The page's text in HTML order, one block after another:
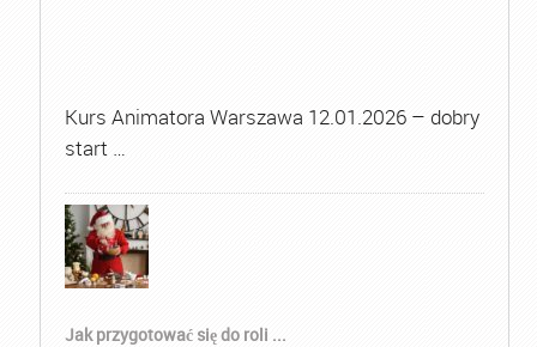
Kurs Animatora Warszawa 12.01.2026 – dobry
start …
Jak przygotować się do roli ...